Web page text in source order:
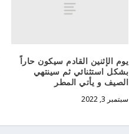
يوم الإثنين القادم سيكون حاراً
بشكل استثنائي ثم سينتهي
الصيف و يأتي المطر
سبتمبر 3, 2022